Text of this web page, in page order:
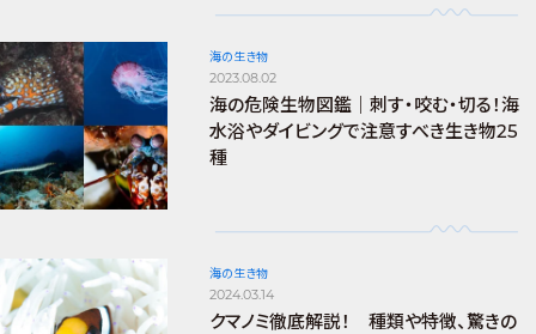
海の生き物
2023.08.02
海の危険生物図鑑｜刺す・咬む・切る！海
水浴やダイビングで注意すべき生き物25
種
海の生き物
2024.03.14
クマノミ徹底解説！ 種類や特徴、驚きの